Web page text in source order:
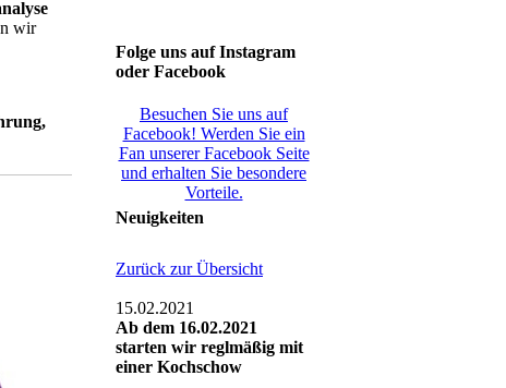
wir
Folge uns auf Instagram
oder Facebook
Besuchen Sie uns auf
Facebook! Werden Sie ein
Fan unserer Facebook Seite
und erhalten Sie besondere
Vorteile.
Neuigkeiten
Zurück zur Übersicht
15.02.2021
Ab dem 16.02.2021
starten wir reglmäßig mit
einer Kochschow